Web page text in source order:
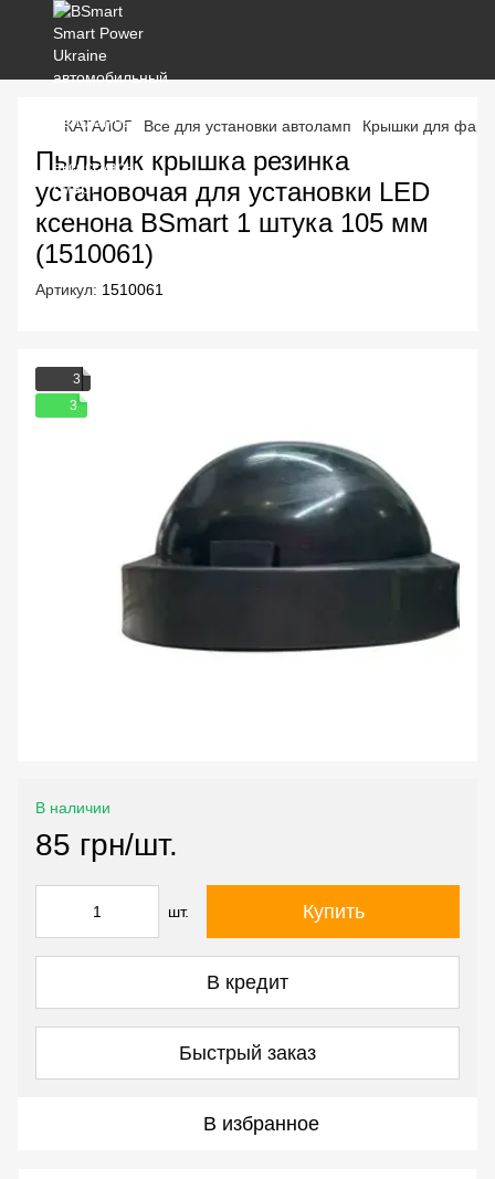
КАТАЛОГ Все для установки автоламп Крышки для фар
Пыльник крышка резинка
установочая для установки LED
ксенона BSmart 1 штука 105 мм
(1510061)
Артикул: 1510061
3
3
В наличии
85 грн/шт.
шт. Купить
В кредит
Быстрый заказ
В избранное